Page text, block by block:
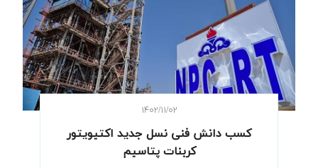
۱۴۰۲/۱۱/۰۲
کسب دانش فنی نسل جدید اکتیویتور
کربنات پتاسیم